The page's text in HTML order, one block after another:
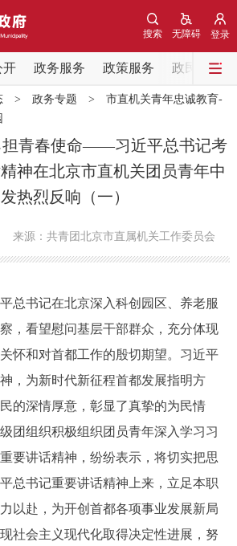
登录
无障碍
搜索
开 政务服务 政策服务 政民互动
国务院信息 中央部委动态
会议信息 部门动态
政策解读 回应关切
专题公开
法人服务 部门服务
利企服务 投资项目
> 政务专题 > 市直机关青年忠诚教育-
担青春使命——习近平总书记考
神在北京市直机关团员青年中
热烈反响（一）
来源：共青团北京市直属机关工作委员会
书记在北京深入科创园区、养老服
，看望慰问基层干部群众，充分体现
怀和对首都工作的殷切期望。习近平
，为新时代新征程首都发展指明方
的深情厚意，彰显了真挚的为民情
团组织积极组织团员青年深入学习习
要讲话精神，纷纷表示，将切实把思
总书记重要讲话精神上来，立足本职
以赴，为开创首都各项事业发展新局
社会主义现代化取得决定性进展，努